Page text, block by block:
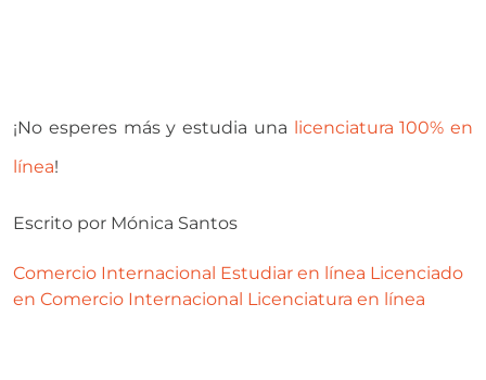
¡No esperes más y estudia una licenciatura 100% en
línea!
Escrito por Mónica Santos
Comercio Internacional Estudiar en línea Licenciado
en Comercio Internacional Licenciatura en línea